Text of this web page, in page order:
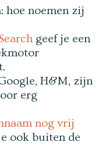
hoe noemen zij
geef je een
H&M, zijn
erg
nog vrij
ook buiten de